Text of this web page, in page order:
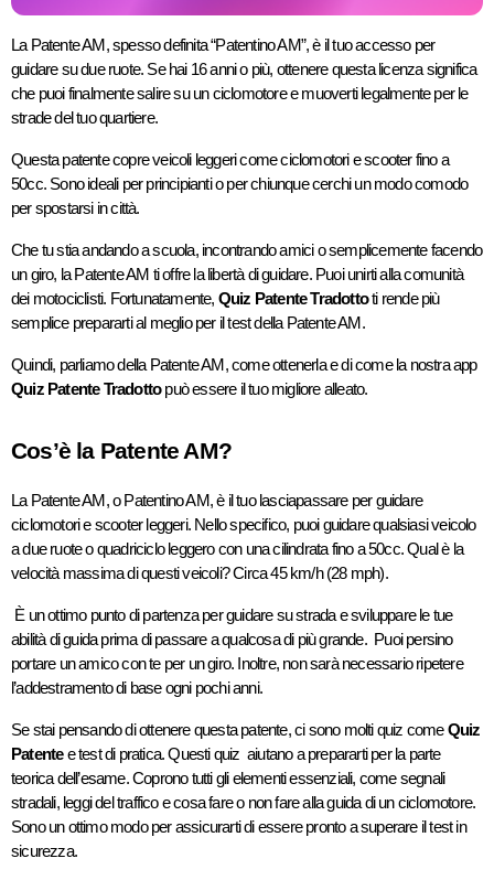
La Patente AM, spesso definita “Patentino AM”, è il tuo accesso per
guidare su due ruote. Se hai 16 anni o più, ottenere questa licenza significa
che puoi finalmente salire su un ciclomotore e muoverti legalmente per le
strade del tuo quartiere.
Questa patente copre veicoli leggeri come ciclomotori e scooter fino a
50cc. Sono ideali per principianti o per chiunque cerchi un modo comodo
per spostarsi in città.
Che tu stia andando a scuola, incontrando amici o semplicemente facendo
un giro, la Patente AM ti offre la libertà di guidare. Puoi unirti alla comunità
dei motociclisti. Fortunatamente, Quiz Patente Tradotto ti rende più
semplice prepararti al meglio per il test della Patente AM.
Quindi, parliamo della Patente AM, come ottenerla e di come la nostra app
Quiz Patente Tradotto può essere il tuo migliore alleato.
Cos’è la Patente AM?
La Patente AM, o Patentino AM, è il tuo lasciapassare per guidare
ciclomotori e scooter leggeri. Nello specifico, puoi guidare qualsiasi veicolo
a due ruote o quadriciclo leggero con una cilindrata fino a 50cc. Qual è la
velocità massima di questi veicoli? Circa 45 km/h (28 mph).
È un ottimo punto di partenza per guidare su strada e sviluppare le tue
abilità di guida prima di passare a qualcosa di più grande.  Puoi persino
portare un amico con te per un giro. Inoltre, non sarà necessario ripetere
l’addestramento di base ogni pochi anni.
Se stai pensando di ottenere questa patente, ci sono molti quiz come Quiz
Patente e test di pratica. Questi quiz  aiutano a prepararti per la parte
teorica dell’esame. Coprono tutti gli elementi essenziali, come segnali
stradali, leggi del traffico e cosa fare o non fare alla guida di un ciclomotore.
Sono un ottimo modo per assicurarti di essere pronto a superare il test in
sicurezza.